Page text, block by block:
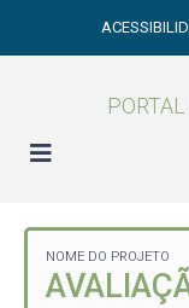
NOME DO PROJETO